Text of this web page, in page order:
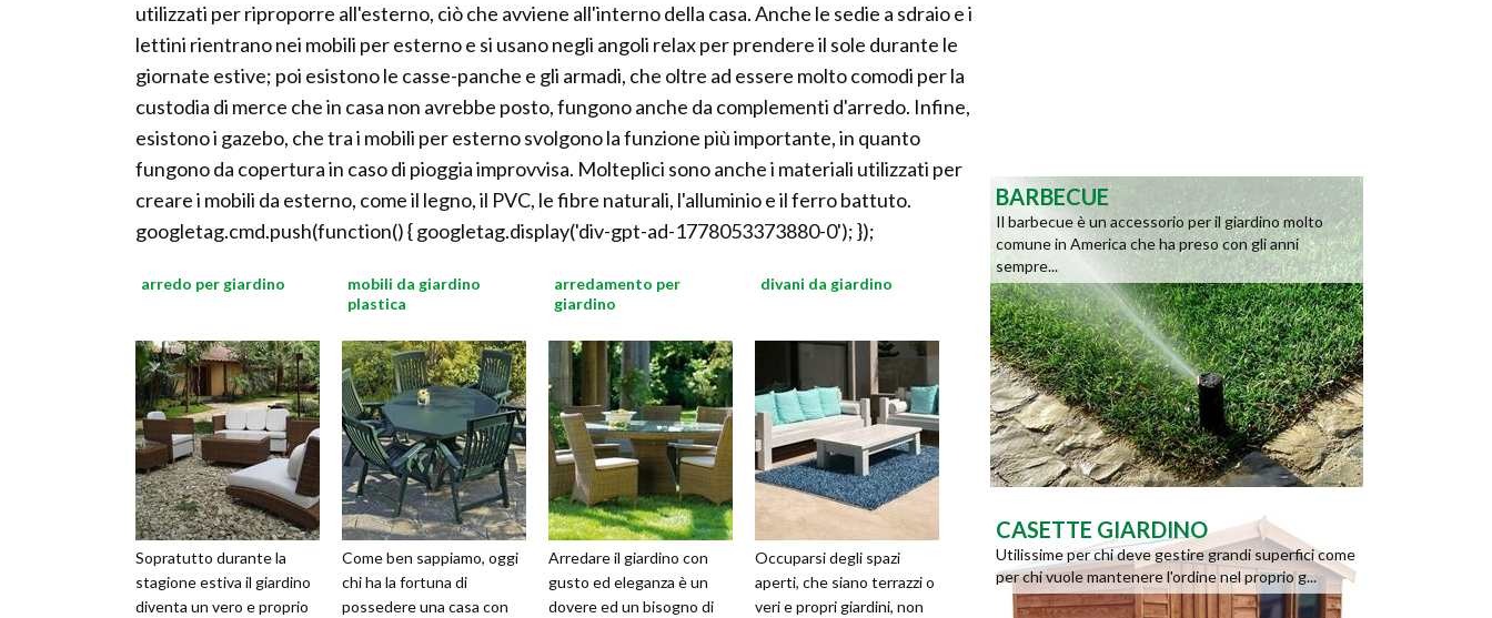
utilizzati per riproporre all'esterno, ciò che avviene all'interno della casa. Anche le sedie a sdraio e i
lettini rientrano nei mobili per esterno e si usano negli angoli relax per prendere il sole durante le
giornate estive; poi esistono le casse-panche e gli armadi, che oltre ad essere molto comodi per la
custodia di merce che in casa non avrebbe posto, fungono anche da complementi d'arredo. Infine,
esistono i gazebo, che tra i mobili per esterno svolgono la funzione più importante, in quanto
fungono da copertura in caso di pioggia improvvisa. Molteplici sono anche i materiali utilizzati per
creare i mobili da esterno, come il legno, il PVC, le fibre naturali, l'alluminio e il ferro battuto.
googletag.cmd.push(function() { googletag.display('div-gpt-ad-1778053373880-0'); });
arredo per giardino
Sopratutto durante la
stagione estiva il giardino
diventa un vero e proprio
mobili da giardino
plastica
Come ben sappiamo, oggi
chi ha la fortuna di
possedere una casa con
arredamento per
giardino
Arredare il giardino con
gusto ed eleganza è un
dovere ed un bisogno di
divani da giardino
Occuparsi degli spazi
aperti, che siano terrazzi o
veri e propri giardini, non
BARBECUE
Il barbecue è un accessorio per il giardino molto
comune in America che ha preso con gli anni
sempre...
CASETTE GIARDINO
Utilissime per chi deve gestire grandi superfici come
per chi vuole mantenere l'ordine nel proprio g...